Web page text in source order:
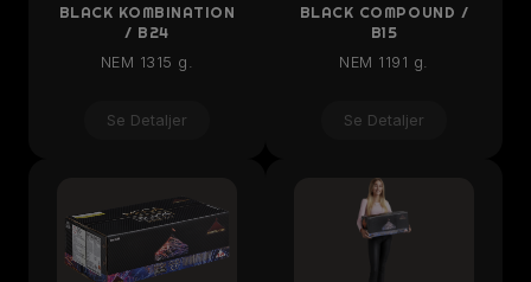
BLACK KOMBINATION
/ B24
NEM 1315 g.
Se Detaljer
BLACK COMPOUND /
B15
NEM 1191 g.
Se Detaljer